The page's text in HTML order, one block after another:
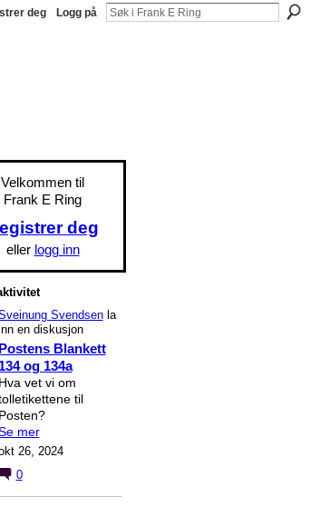
deg Logg på
Velkommen til
Frank E Ring
deg
eller logg inn
Svendsenla
en diskusjon
Postens Blankett
134 og 134a
Hva vet vi om
til
Posten?
mer
26, 2024
0